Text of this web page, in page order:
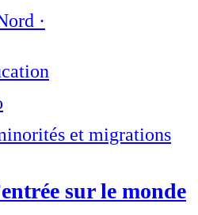
·
et migrations
sur le monde